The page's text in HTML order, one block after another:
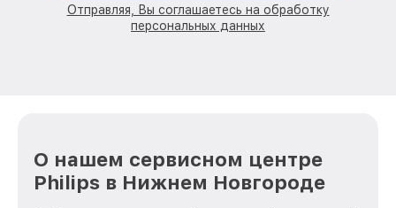
Отправляя, Вы соглашаетесь на обработку
персональных данных
О нашем сервисном центре
Philips в Нижнем Новгороде